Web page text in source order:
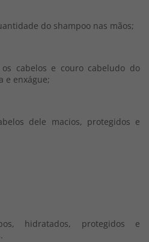
do shampoo nas mãos;
os cabelos e couro cabeludo do
e enxágue;
dele macios, protegidos e
hidratados, protegidos e